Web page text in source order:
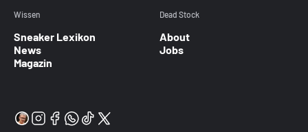
Wissen
Sneaker Lexikon
News
Magazin
Dead Stock
About
Jobs